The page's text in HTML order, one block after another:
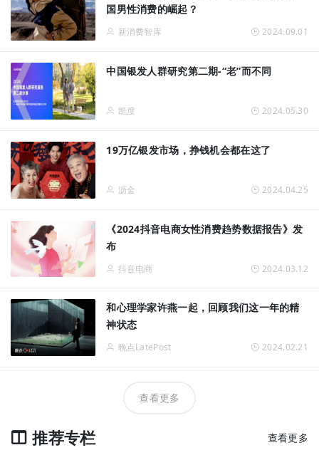
国男性消费的崛起？
新消费智库 2024.09.01
中国银发人群研究第二期-“老”而不同
凯度 2024.05.30
19万亿银发市场，挣钱机会都在这了
沥金 2024.04.25
《2024抖音电商女性消费趋势数据报告》发
布
抖音电商 2024.03.12
和心理学家许燕一起，回顾我们这一年的精
神状态
晚点LatePost 2024.02.21
查看更多
推荐专栏 查看更多